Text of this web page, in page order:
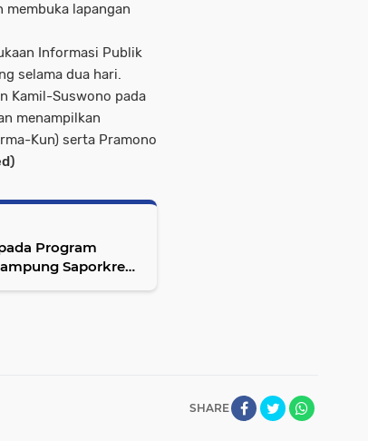
membuka lapangan
Informasi Publik
selama dua hari.
Kamil-Suswono pada
menampilkan
Kun) serta Pramono
Program
Saporkren,
SHARE